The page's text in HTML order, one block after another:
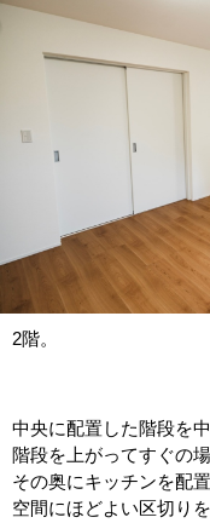
2階。
中央に配置した階段を
階段を上がってすぐの
その奥にキッチンを配
空間にほどよい区切り